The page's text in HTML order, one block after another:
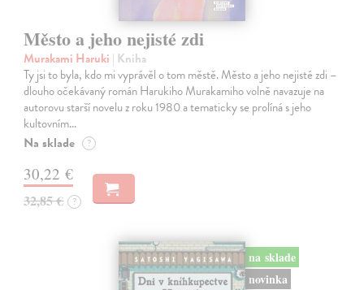
Město a jeho nejisté zdi
Murakami Haruki | Kniha
Ty jsi to byla, kdo mi vyprávěl o tom městě. Město a jeho nejisté zdi –
dlouho očekávaný román Harukiho Murakamiho volně navazuje na
autorovu starší novelu z roku 1980 a tematicky se prolíná s jeho
kultovním…
Na sklade ?
30,22 €
32,85 € ?
na sklade
novinka